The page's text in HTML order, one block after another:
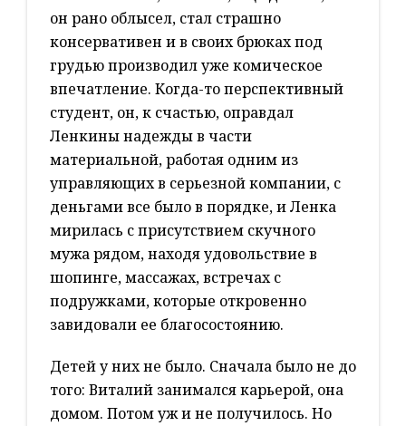
он рано облысел, стал страшно
консервативен и в своих брюках под
грудью производил уже комическое
впечатление. Когда-то перспективный
студент, он, к счастью, оправдал
Ленкины надежды в части
материальной, работая одним из
управляющих в серьезной компании, с
деньгами все было в порядке, и Ленка
мирилась с присутствием скучного
мужа рядом, находя удовольствие в
шопинге, массажах, встречах с
подружками, которые откровенно
завидовали ее благосостоянию.
Детей у них не было. Сначала было не до
того: Виталий занимался карьерой, она
домом. Потом уж и не получилось. Но